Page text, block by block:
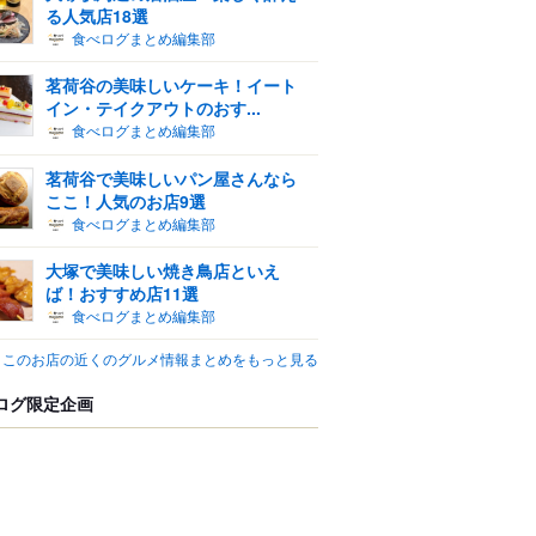
る人気店18選
食べログまとめ編集部
茗荷谷の美味しいケーキ！イート
イン・テイクアウトのおす...
食べログまとめ編集部
茗荷谷で美味しいパン屋さんなら
ここ！人気のお店9選
食べログまとめ編集部
大塚で美味しい焼き鳥店といえ
ば！おすすめ店11選
食べログまとめ編集部
このお店の近くのグルメ情報まとめをもっと見る
グ限定企画